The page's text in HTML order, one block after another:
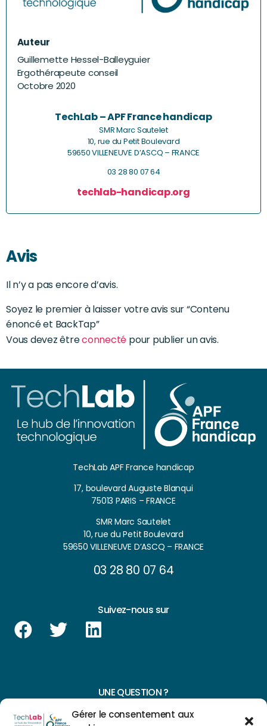
Gérer le consentement aux
Auteur
Guillemette Hessel-Balleyguier
Ergothérapeute conseil
Octobre 2020
TechLab – APF France handicap
SMR Marc Sautelet
10, rue du Petit Boulevard
59650 VILLENEUVE D’ASCQ – FRANCE
03 28 80 07 64
techlab-handicap.org
Avis
Il n’y a pas encore d’avis.
Soyez le premier à laisser votre avis sur “Contenu
énoncé et BackTap”
Vous devez êtreconnecté pour publier un avis.
TechLab APF France handicap
17, boulevard Auguste Blanqui
75013 PARIS – FRANCE
SMR Marc Sautelet
10, rue du Petit Boulevard
59650 VILLENEUVE D’ASCQ – FRANCE
03 28 80 07 64
Suivez-nous sur
UNE QUESTION ?
CONTACTEZ-NOUS